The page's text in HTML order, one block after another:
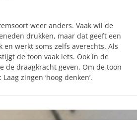
weer anders. Vaak wil de
drukken, maar dat geeft een
en werkt soms zelfs averechts. Als
de toon vaak iets. Ook in de
de draagkracht geven. Om de toon
zingen ‘hoog denken’.